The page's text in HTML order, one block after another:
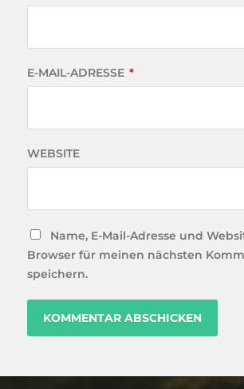
E-MAIL-ADRESSE *
WEBSITE
Name, E-Mail-Adresse und
Browser für meinen nächsten
speichern.